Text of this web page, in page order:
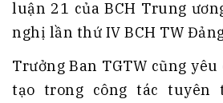
luận 21 của BCH Trung
nghị lần thứ IV BCH TW
Trưởng Ban TGTW cũng
tạo trong công tác tuyên